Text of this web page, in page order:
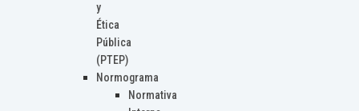
y
Ética
Pública
(PTEP)
Normograma
Normativa